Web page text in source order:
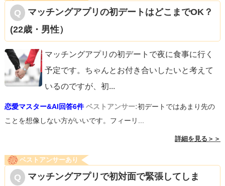
マッチングアプリの初デートはどこまでOK？
(22歳・男性）
マッチングアプリの初デートで夜に食事に行く
予定です。ちゃんとお付き合いしたいと考えて
いるのですが、初...
恋愛マスター&AI回答6件 ベストアンサー:初デートではあまり先の
ことを想像しない方がいいです。フィーリ...
詳細を見る＞＞
ベストアンサーあり
マッチングアプリで初対面で緊張してしま